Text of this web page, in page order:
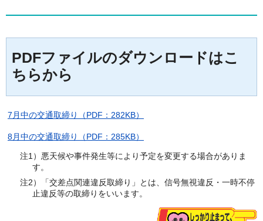
PDFファイルのダウンロードはこ
ちらから
7月中の交通取締り（PDF：282KB）
8月中の交通取締り（PDF：285KB）
注1）悪天候や事件発生等により予定を変更する場合がありま
す。
注2）「交差点関連違反取締り」とは、信号無視違反・一時不停
止違反等の取締りをいいます。